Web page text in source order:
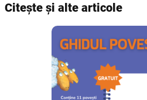
Citește și alte articole